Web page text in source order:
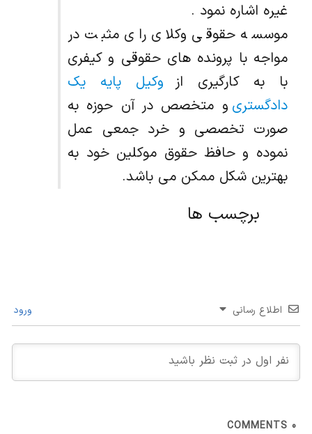
غیره اشاره نمود .
موسسه حقوقی وکلای رای مثبت در
مواجه با پرونده های حقوقی و کیفری
با به کارگیری از وکیل پایه یک
دادگستری و متخصص در آن حوزه به
صورت تخصصی و خرد جمعی عمل
نموده و حافظ حقوق موکلین خود به
بهترین شکل ممکن می باشد.
برچسب ها
اطلاع رسانی ورود
0